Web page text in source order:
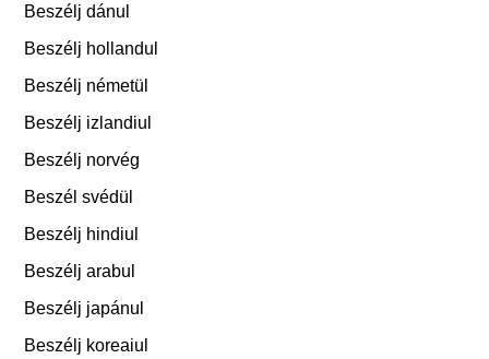
Beszélj dánul
Beszélj hollandul
Beszélj németül
Beszélj izlandiul
Beszélj norvég
Beszél svédül
Beszélj hindiul
Beszélj arabul
Beszélj japánul
Beszélj koreaiul